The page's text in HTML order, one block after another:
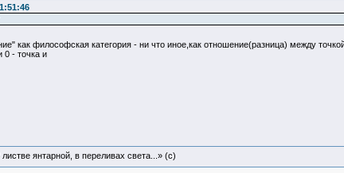
как философская категория - ни что иное,как отношение(разница) между
0 - точка и
янтарной, в переливах света...» (c)